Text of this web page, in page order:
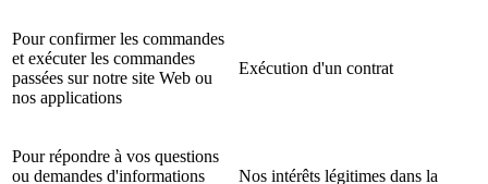
Pour confirmer les commandes
et exécuter les commandes
passées sur notre site Web ou
nos applications
Exécution d'un contrat
Pour répondre à vos questions
ou demandes d'informations
Nos intérêts légitimes dans la